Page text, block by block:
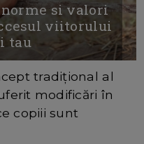
norme si valori
viitorului
tau
tradițional al
modificări în
copiii sunt